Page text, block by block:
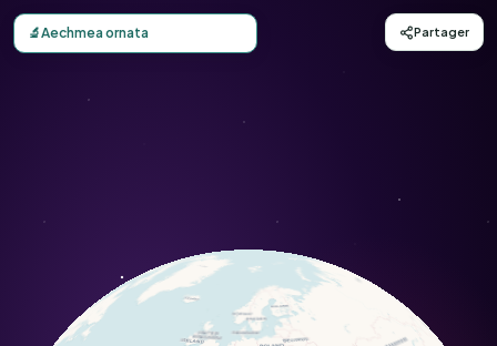
Carte d'observation du Aechmea ornata (Aechmea
🔬Aechmea ornata Partager